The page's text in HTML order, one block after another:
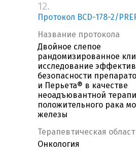
12.
Протокол BCD-178-2/
Название протокола
Двойное слепое
рандомизированное
исследование
безопасности
и Перьета® в качестве
неоадъювантной
положительного рака
железы
Терапевтическая
Онкология